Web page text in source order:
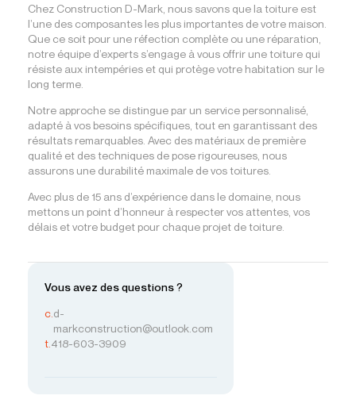
Vous avez des questions ?
c. d-
markconstruction@outlook.com
t. 418-603-3909
Chez Construction D-Mark, nous savons que la toiture est
l’une des composantes les plus importantes de votre maison.
Que ce soit pour une réfection complète ou une réparation,
notre équipe d’experts s’engage à vous offrir une toiture qui
résiste aux intempéries et qui protège votre habitation sur le
long terme.
Notre approche se distingue par un service personnalisé,
adapté à vos besoins spécifiques, tout en garantissant des
résultats remarquables. Avec des matériaux de première
qualité et des techniques de pose rigoureuses, nous
assurons une durabilité maximale de vos toitures.
Avec plus de 15 ans d’expérience dans le domaine, nous
mettons un point d’honneur à respecter vos attentes, vos
délais et votre budget pour chaque projet de toiture.